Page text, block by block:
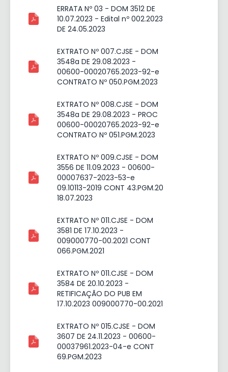
ERRATA Nº 03 - DOM 3512 DE
10.07.2023 - Edital nº 002.2023
DE 24.05.2023
EXTRATO Nº 007.CJSE - DOM
3548a DE 29.08.2023 -
00600-00020765.2023-92-e
CONTRATO Nº 050.PGM.2023
EXTRATO Nº 008.CJSE - DOM
3548a DE 29.08.2023 - PROC
00600-00020765.2023-92-e
CONTRATO Nº 051.PGM.2023
EXTRATO Nº 009.CJSE - DOM
3556 DE 11.09.2023 - 00600-
00007637-2023-53-e
09.10113-2019 CONT 43.PGM.20
18.07.2023
EXTRATO Nº 011.CJSE - DOM
3581 DE 17.10.2023 -
009000770-00.2021 CONT
066.PGM.2021
EXTRATO Nº 011.CJSE - DOM
3584 DE 20.10.2023 -
RETIFICAÇÃO DO PUB EM
17.10.2023 009000770-00.2021
EXTRATO Nº 015.CJSE - DOM
3607 DE 24.11.2023 - 00600-
00037961.2023-04-e CONT
69.PGM.2023